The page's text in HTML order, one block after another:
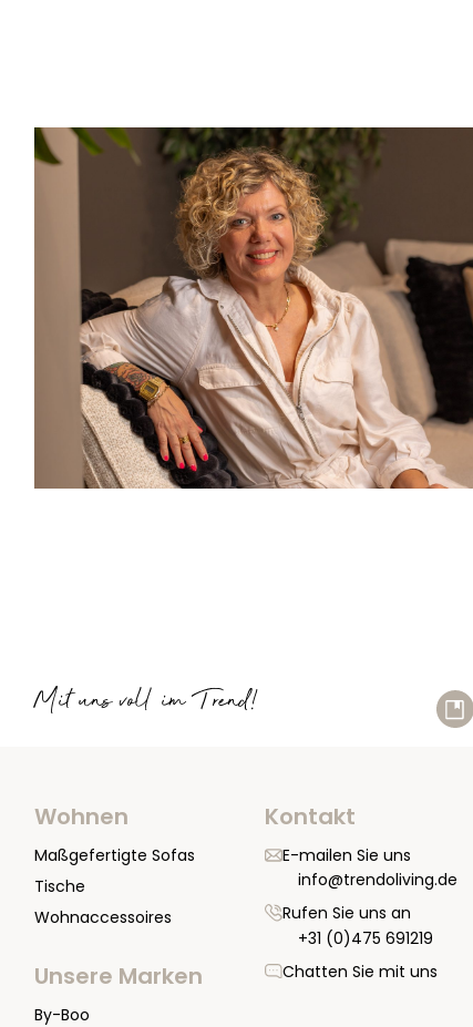
Mit uns voll im Trend!
Wohnen
Maßgefertigte Sofas
Tische
Wohnaccessoires
Unsere Marken
By-Boo
Kontakt
E-mailen Sie uns
info@trendoliving.de
Rufen Sie uns an
+31 (0)475 691219
Chatten Sie mit uns